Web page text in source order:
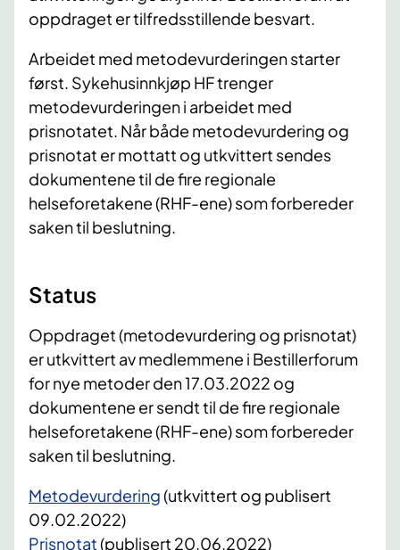
oppdraget er tilfredsstillende besvart.
Arbeidet med metodevurderingen starter
først. Sykehusinnkjøp HF trenger
metodevurderingen i arbeidet med
prisnotatet. Når både metodevurdering og
prisnotat er mottatt og utkvittert sendes
dokumentene til de fire regionale
helseforetakene (RHF-ene) som forbereder
saken til beslutning.
Status
Oppdraget (metodevurdering og prisnotat)
er utkvittert av medlemmene i Bestillerforum
for nye metoder den 17.03.2022 og
dokumentene er sendt til de fire regionale
helseforetakene (RHF-ene) som forbereder
saken til beslutning.
Metodevurdering(utkvittert og publisert
09.02.2022)
Prisnotat(publisert 20.06.2022)​